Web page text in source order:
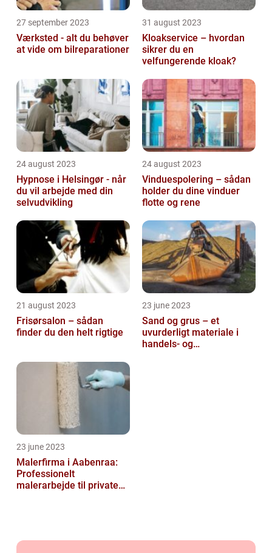
27 september 2023
Værksted - alt du behøver
at vide om bilreparationer
31 august 2023
Kloakservice – hvordan
sikrer du en
velfungerende kloak?
24 august 2023
Hypnose i Helsingør - når
du vil arbejde med din
selvudvikling
24 august 2023
Vinduespolering – sådan
holder du dine vinduer
flotte og rene
21 august 2023
Frisørsalon – sådan
finder du den helt rigtige
23 june 2023
Sand og grus – et
uvurderligt materiale i
handels- og
23 june 2023
Malerfirma i Aabenraa:
Professionelt
malerarbejde til private